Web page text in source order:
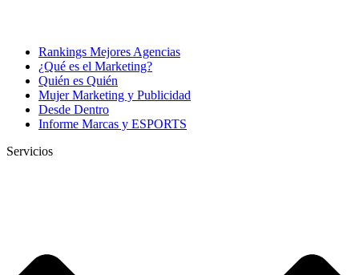
Rankings Mejores Agencias
¿Qué es el Marketing?
Quién es Quién
Mujer Marketing y Publicidad
Desde Dentro
Informe Marcas y ESPORTS
Servicios